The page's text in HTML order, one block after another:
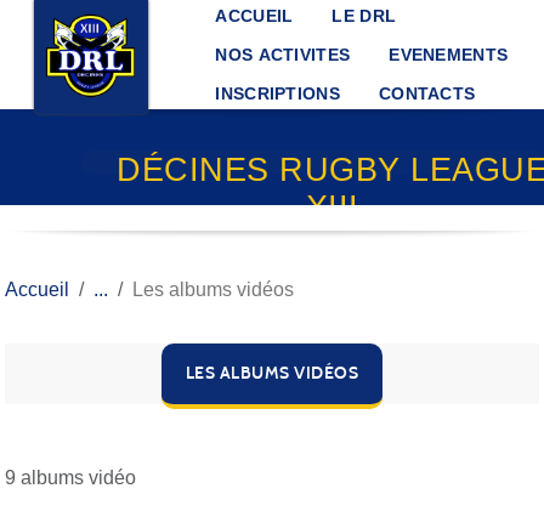
ACCUEIL
LE DRL
NOS ACTIVITES
EVENEMENTS
INSCRIPTIONS
CONTACTS
DÉCINES RUGBY
XIII
Accueil Les albums vidéos
LES ALBUMS VIDÉOS
9 albums vidéo
Panneau de gestion des cookies